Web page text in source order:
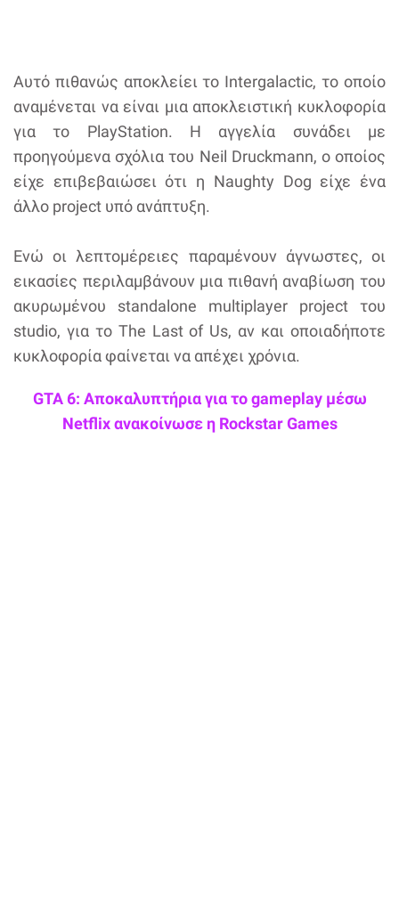
Αυτό πιθανώς αποκλείει το Intergalactic, το οποίο
αναμένεται να είναι μια αποκλειστική κυκλοφορία
για το PlayStation. Η αγγελία συνάδει με
προηγούμενα σχόλια του Neil Druckmann, ο οποίος
είχε επιβεβαιώσει ότι η Naughty Dog είχε ένα
άλλο project υπό ανάπτυξη.
Ενώ οι λεπτομέρειες παραμένουν άγνωστες, οι
εικασίες περιλαμβάνουν μια πιθανή αναβίωση του
ακυρωμένου standalone multiplayer project του
studio, για το The Last of Us, αν και οποιαδήποτε
κυκλοφορία φαίνεται να απέχει χρόνια.
GTA 6: Αποκαλυπτήρια για το gameplay μέσω
Netflix ανακοίνωσε η Rockstar Games